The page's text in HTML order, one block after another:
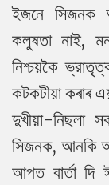
ইজনে সিজনক
কলুষতা নাই,
নিশ্চয়কৈ
কটকটীয়া কৰাৰ
দুখীয়া-নিছলা
সিজনক, আনকি
আপত বাৰ্তা দি